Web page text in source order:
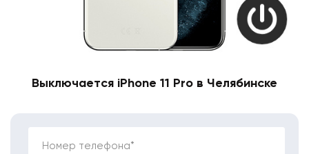
Выключается iPhone 11 Pro в Челябинске
Номер телефона*